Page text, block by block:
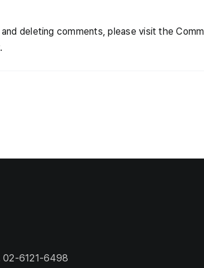
deleting comments, please visit the
.
02-6121-6498